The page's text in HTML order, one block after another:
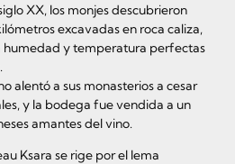
XX, los monjes descubrieron
excavadas en roca caliza,
humedad y temperatura perfectas
alentó a sus monasterios a cesar
y la bodega fue vendida a un
amantes del vino.
Ksara se rige por el lema